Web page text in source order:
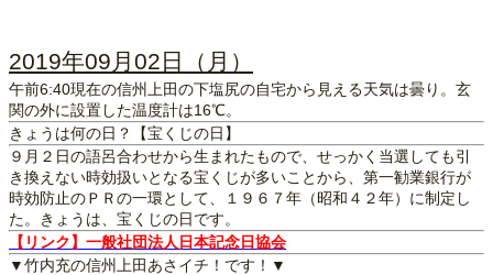
2019年09月02日（月）
午前6:40現在の信州上田の下塩尻の自宅から見える天気は曇り。玄
関の外に設置した温度計は16℃。
きょうは何の日？【宝くじの日】
９月２日の語呂合わせから生まれたもので、せっかく当選しても引
き換えない時効扱いとなる宝くじが多いことから、第一勧業銀行が
時効防止のＰＲの一環として、１９６７年（昭和４２年）に制定し
た。きょうは、宝くじの日です。
【リンク】一般社団法人日本記念日協会
▼竹内充の信州上田あさイチ！です！▼